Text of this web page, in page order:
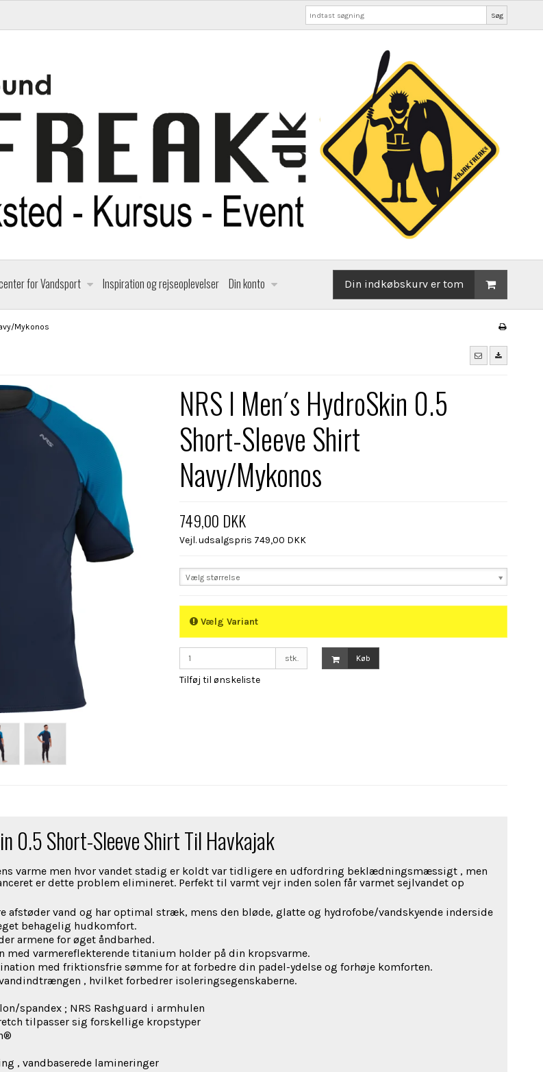
Søg
for Vandsport Inspiration og rejseoplevelser Din konto Din indkøbskurv er tom
Mykonos
NRS I Men´s HydroSkin 0.5
Short-Sleeve Shirt
Navy/Mykonos
749,00 DKK
Vejl. udsalgspris 749,00 DKK
Vælg størrelse
Vælg Variant
stk. Køb
Tilføj til ønskeliste
0.5 Short-Sleeve Shirt Til Havkajak
varme men hvor vandet stadig er koldt var tidligere en udfordring beklædningsmæssigt , men
er dette problem elimineret. Perfekt til varmt vejr inden solen får varmet sejlvandet op
afstøder vand og har optimal stræk, mens den bløde, glatte og hydrofobe/vandskyende inderside
behagelig hudkomfort.
armene for øget åndbarhed.
med varmereflekterende titanium holder på din kropsvarme.
med friktionsfrie sømme for at forbedre din padel-ydelse og forhøje komforten.
, hvilket forbedrer isoleringsegenskaberne.
spandex ; NRS Rashguard i armhulen
tilpasser sig forskellige kropstyper
, vandbaserede lamineringer